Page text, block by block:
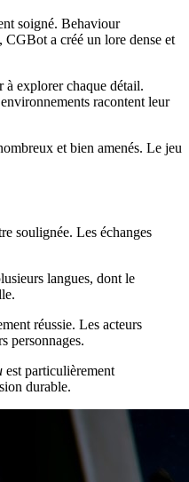
soigné. Behaviour
a créé un lore dense et
explorer chaque détail.
racontent leur
et bien amenés. Le jeu
soulignée. Les échanges
langues, dont le
réussie. Les acteurs
personnages.
est particulièrement
durable.